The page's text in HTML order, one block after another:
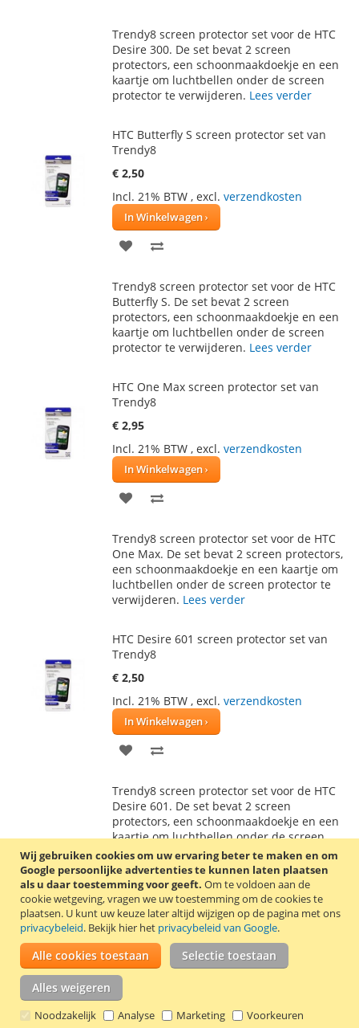
Wij gebruiken cookies om uw ervaring beter te maken en om
Google persoonlijke advertenties te kunnen laten plaatsen
als u daar toestemming voor geeft. Om te voldoen aan de
cookie wetgeving, vragen we uw toestemming om de cookies te
plaatsen. U kunt uw keuze later altijd wijzigen op de pagina met ons
privacybeleid. Bekijk hier het privacybeleid van Google.
Alle cookies toestaan Selectie toestaan
Alles weigeren
Noodzakelijk Analyse Marketing Voorkeuren
AAN
VERLANGLIJST
TE
VERGELIJKEN
Trendy8 screen protector set voor de HTC
Desire 300. De set bevat 2 screen
protectors, een schoonmaakdoekje en een
kaartje om luchtbellen onder de screen
protector te verwijderen. Lees verder
HTC Butterfly S screen protector set van
Trendy8
€ 2,50
Incl. 21% BTW , excl. verzendkosten
In Winkelwagen
VOEG
AAN
VERLANGLIJST
TE
VERGELIJKEN
Trendy8 screen protector set voor de HTC
Butterfly S. De set bevat 2 screen
protectors, een schoonmaakdoekje en een
kaartje om luchtbellen onder de screen
protector te verwijderen. Lees verder
HTC One Max screen protector set van
Trendy8
€ 2,95
Incl. 21% BTW , excl. verzendkosten
In Winkelwagen
VOEG
AAN
VERLANGLIJST
TE
VERGELIJKEN
Trendy8 screen protector set voor de HTC
One Max. De set bevat 2 screen protectors,
een schoonmaakdoekje en een kaartje om
luchtbellen onder de screen protector te
verwijderen. Lees verder
HTC Desire 601 screen protector set van
Trendy8
€ 2,50
Incl. 21% BTW , excl. verzendkosten
In Winkelwagen
VOEG
AAN
VERLANGLIJST
TE
VERGELIJKEN
Trendy8 screen protector set voor de HTC
Desire 601. De set bevat 2 screen
protectors, een schoonmaakdoekje en een
kaartje om luchtbellen onder de screen
protector te verwijderen.Lees verder
HTC Desire 600 screen protector set van
Trendy8
€ 2,95
Incl. 21% BTW, excl.verzendkosten
In Winkelwagen